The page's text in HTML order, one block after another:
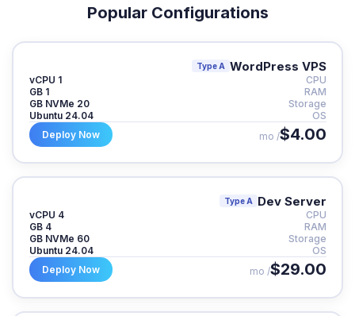
Popular Configurations
WordPress VPS
Type A
CPU
1 vCPU
RAM
1 GB
Storage
20 GB NVMe
OS
Ubuntu 24.04
$4.00
/ mo
Deploy Now
Dev Server
Type A
CPU
4 vCPU
RAM
4 GB
Storage
60 GB NVMe
OS
Ubuntu 24.04
$29.00
/ mo
Deploy Now